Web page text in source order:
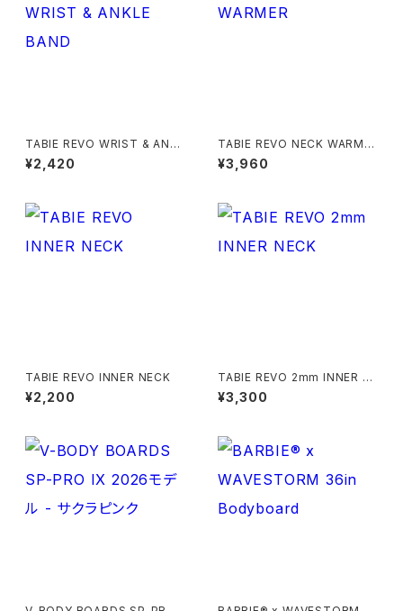
TABIE REVO WRIST & ANKL
E BAND
¥2,420
TABIE REVO NECK WARME
R
¥3,960
TABIE REVO INNER NECK
¥2,200
TABIE REVO 2mm INNER N
ECK
¥3,300